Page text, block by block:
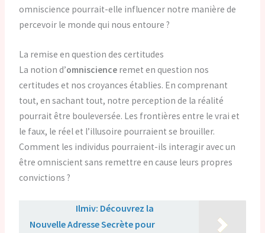
omniscience pourrait-elle influencer notre manière de
percevoir le monde qui nous entoure ?
La remise en question des certitudes
La notion d’omniscience remet en question nos
certitudes et nos croyances établies. En comprenant
tout, en sachant tout, notre perception de la réalité
pourrait être bouleversée. Les frontières entre le vrai et
le faux, le réel et l’illusoire pourraient se brouiller.
Comment les individus pourraient-ils interagir avec un
être omniscient sans remettre en cause leurs propres
convictions ?
Ilmiv: Découvrez la
Nouvelle Adresse Secrète pour